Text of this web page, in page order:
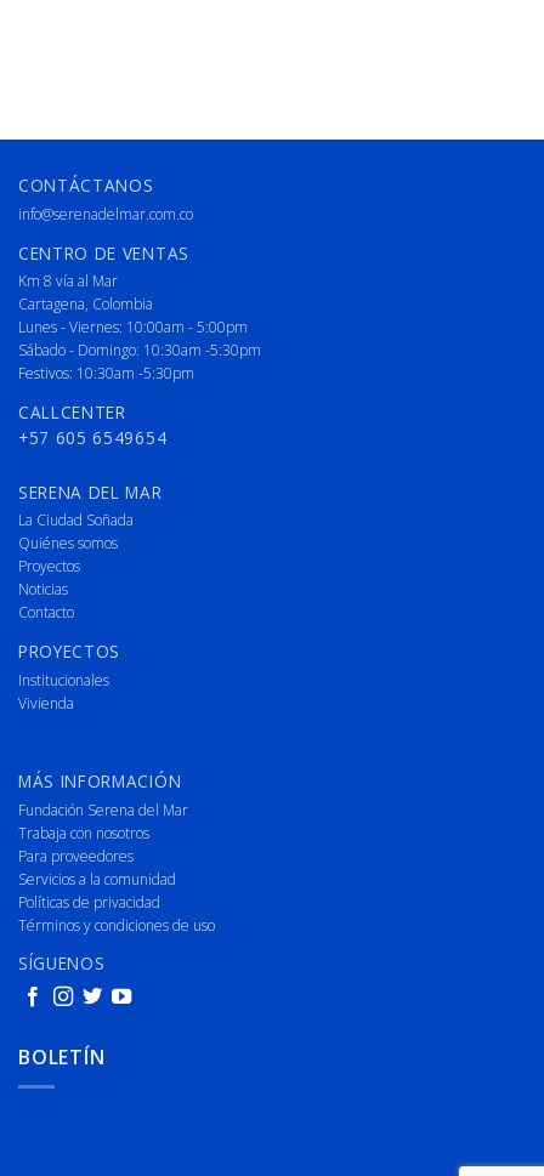
CONTÁCTANOS
info@serenadelmar.com.co
CENTRO DE VENTAS
Km 8 vía al Mar
Cartagena, Colombia
Lunes - Viernes: 10:00am - 5:00pm
Sábado - Domingo: 10:30am -5:30pm
Festivos: 10:30am -5:30pm
CALLCENTER
+57 605 6549654
SERENA DEL MAR
La Ciudad Soñada
Quiénes somos
Proyectos
Noticias
Contacto
PROYECTOS
Institucionales
Vivienda
MÁS INFORMACIÓN
Fundación Serena del Mar
Trabaja con nosotros
Para proveedores
Servicios a la comunidad
Políticas de privacidad
Términos y condiciones de uso
SÍGUENOS
BOLETÍN